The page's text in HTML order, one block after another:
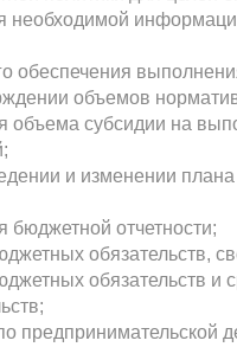
необходимой
обеспечения
объемов
объема субсидии на
и изменении
бюджетной отчетности;
обязательств,
обязательств и
предпринимательской